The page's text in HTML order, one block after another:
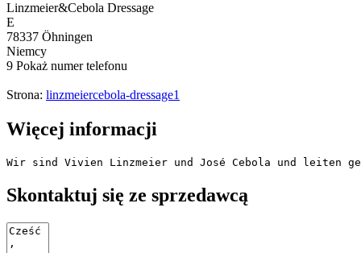
Linzmeier&Cebola Dressage
E
78337 Öhningen
Niemcy
9 Pokaż numer telefonu
Strona: linzmeiercebola-dressage1
Więcej informacji
Wir sind Vivien Linzmeier und José Cebola und leiten
Skontaktuj się ze sprzedawcą